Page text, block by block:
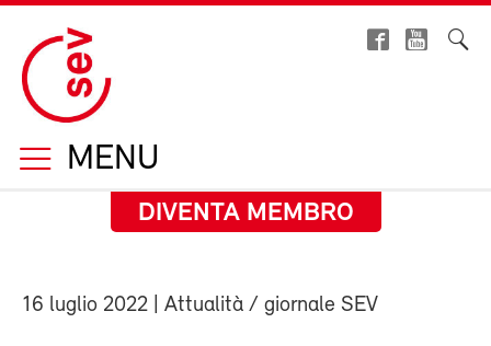
MENU
DIVENTA MEMBRO
16 luglio 2022 | Attualità / giornale SEV